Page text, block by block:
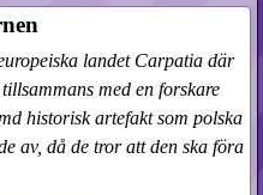
landet Carpatia där
med en forskare
historisk artefakt som polska
av, då de tror att den ska föra